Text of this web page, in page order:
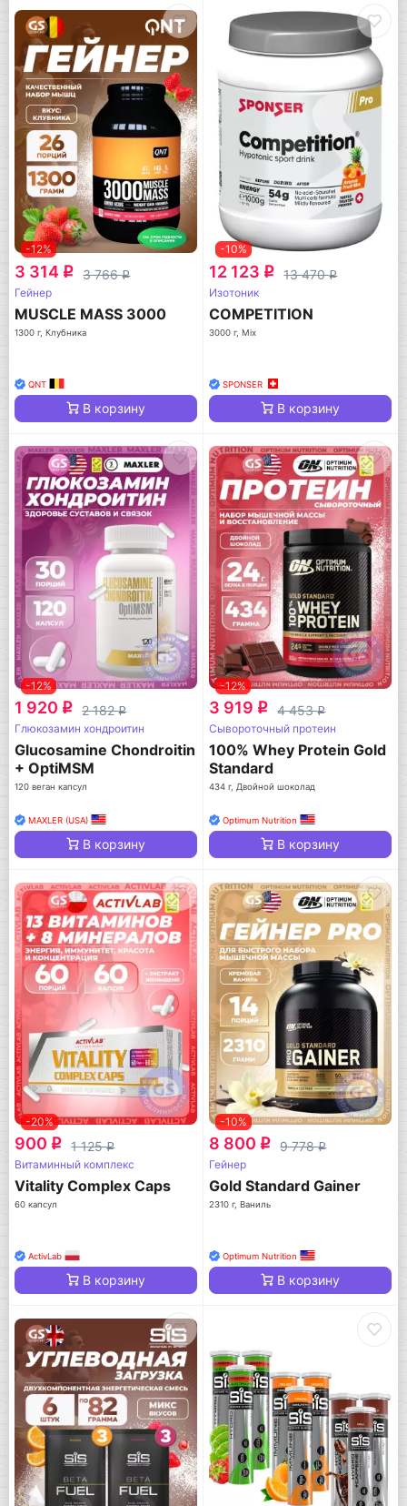
-12%
3 314 q 3 766q
Гейнер
MUSCLE MASS 3000
1300 г, Клубника
QNT
В корзину
-10%
12 123 q 13 470q
Изотоник
COMPETITION
3000 г, Mix
SPONSER
В корзину
-12%
1 920 q 2 182q
Глюкозамин хондроитин
Glucosamine Chondroitin
+ OptiMSM
120 веган капсул
MAXLER (USA)
В корзину
-12%
3 919 q 4 453q
Сывороточный протеин
100% Whey Protein Gold
Standard
434 г, Двойной шоколад
Optimum Nutrition
В корзину
-20%
900 q 1 125q
Витаминный комплекс
Vitality Complex Caps
60 капсул
ActivLab
В корзину
-10%
8 800 q 9 778q
Гейнер
Gold Standard Gainer
2310 г, Ваниль
Optimum Nutrition
В корзину